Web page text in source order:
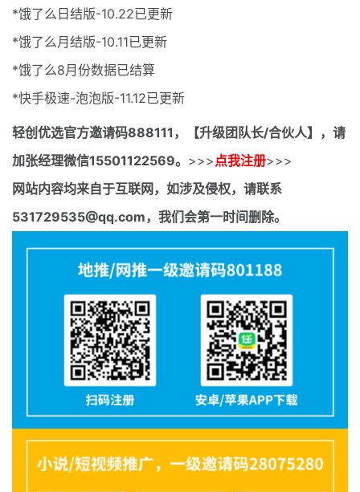
*饿了么日结版-10.22已更新
*饿了么月结版-10.11已更新
*饿了么8月份数据已结算
*快手极速-泡泡版-11.12已更新
轻创优选官方邀请码888111，【升级团队长/合伙人】，请
加张经理微信15501122569。 >>> 点我注册>>>
网站内容均来自于互联网，如涉及侵权，请联系
531729535@qq.com，我们会第一时间删除。